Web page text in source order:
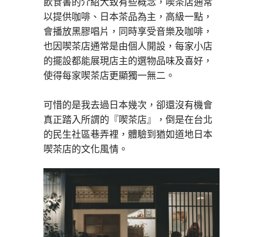
以提供咖啡、日本茶品為主，高級一點，
會播放黑膠唱片，同時享受音樂及咖啡，
也因喫茶店通常是由個人開設，每家小店
的擺設都能展現店主的選物品味及喜好，
使得每家喫茶店更顯獨一無二。
可惜的是我去過日本幾次，卻還沒有機會
真正踏入所謂的『喫茶店』，倒是在台北
的民生社區巷弄裡，體驗到猶如道地日本
喫茶店的文化風情。